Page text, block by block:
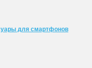
для смартфонов